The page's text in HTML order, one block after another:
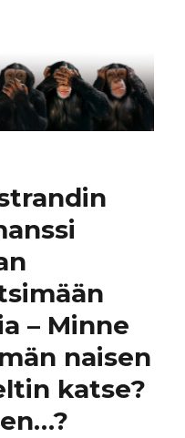
– Minne
naisen
katse?